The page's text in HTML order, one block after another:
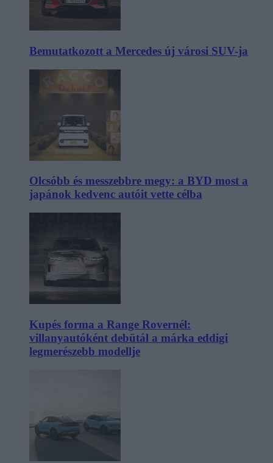
Bemutatkozott a Mercedes új városi SUV-ja
Olcsóbb és messzebbre megy: a BYD most a
japánok kedvenc autóit vette célba
Kupés forma a Range Rovernél:
villanyautóként debütál a márka eddigi
legmerészebb modellje